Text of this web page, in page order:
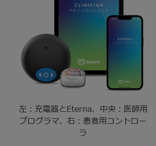
左：充電器とEterna、中央：医師用
プログラマ、右：患者用コントロー
ラ